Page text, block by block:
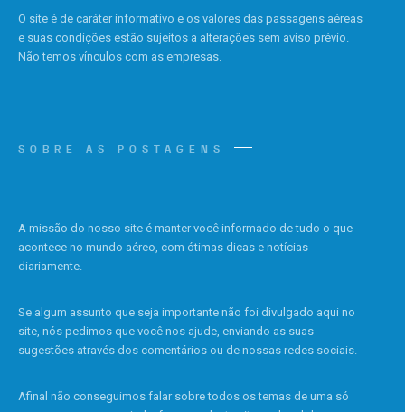
O site é de caráter informativo e os valores das passagens aéreas
e suas condições estão sujeitos a alterações sem aviso prévio.
Não temos vínculos com as empresas.
SOBRE AS POSTAGENS
A missão do nosso site é manter você informado de tudo o que
acontece no mundo aéreo, com ótimas dicas e notícias
diariamente.
Se algum assunto que seja importante não foi divulgado aqui no
site, nós pedimos que você nos ajude, enviando as suas
sugestões através dos comentários ou de nossas redes sociais.
Afinal não conseguimos falar sobre todos os temas de uma só